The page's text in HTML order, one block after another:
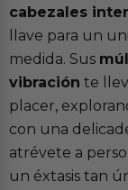
cabezales
llave para un
medida. Sus
vibración te
placer,
con una
atrévete a
un éxtasis tan